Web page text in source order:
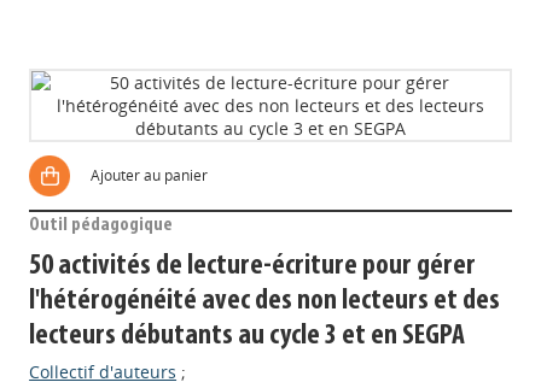
Ajouter au panier
Outil pédagogique
50 activités de lecture-écriture pour gérer
l'hétérogénéité avec des non lecteurs et des
lecteurs débutants au cycle 3 et en SEGPA
Collectif d'auteurs ;